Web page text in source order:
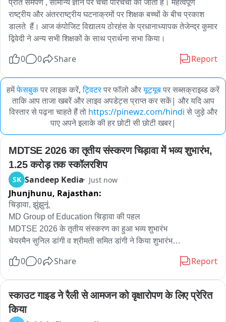
प्रति समर्पण , सामान्य ज्ञान पर चर्चा परिचर्चा की जाती है। महत्वपूर्ण
राष्ट्रीय और अंतरराष्ट्रीय घटनाक्रमों पर शिक्षक बच्चों के बीच प्रकाश
डालते  हैं। आज कंपोजिट विद्यालय ठोरहंस के प्रधानाध्यापक तेजेन्द्र कुमार
द्विवेदी ने अन्य सभी शिक्षकों के साथ प्रार्थना सभा किया।
0 0 Share Report
हमेंफेसबुकपर लाइक करें, ट्विटरपर फॉलो औरयूट्यूबपर सब्सक्राइब्ड करें
ताकि आप ताजा खबरें और लाइव अपडेट्स प्राप्त कर सकें| और यदि आप
विस्तार से पढ़ना चाहते हैं तो https://pinewz.com/hindi से जुड़े और
पाए अपने इलाके की हर छोटी सी छोटी खबर|
MDTSE 2026 का तृतीय संस्करण चिड़ावा में भव्य शुभारंभ,
1.25 करोड़ तक स्कॉलरशिप
SK Sandeep Kedia Just now
Jhunjhunu, Rajasthan:
चिड़ावा, झुंझुनूं
MD Group of Education चिड़ावा की पहल
MDTSE 2026 के तृतीय संस्करण का हुआ भव्य शुभारंभ
चेयरमैन सुनिल डांगी व श्रीमती समित डांगी ने किया शुभारंभ
शेखावाटी के साथ—साथ हरियाणा के विद्यार्थियों को मिलेगा मौका
नीट, जेईई समेत अन्य प्रतियोगी परीक्षाओं की तैयारी करवाती है संस्था
एमडी कॅरिअर लाइन कोचिंग के जरिए स्कूलिंग के साथ करवाती है तैयारी
0 0 Share Report
स्काउट गाइड ने रैली से आमजन को वृक्षारोपण के लिए प्रेरित
किया